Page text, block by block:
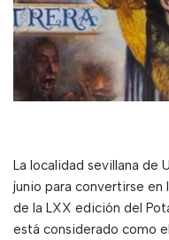
La localidad sevillana de
junio para convertirse
de la LXX edición del
está considerado como